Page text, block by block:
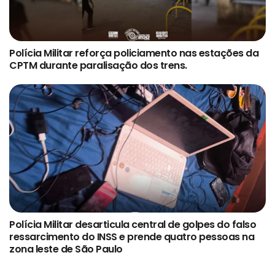
Polícia Militar reforça policiamento nas estações da
CPTM durante paralisação dos trens.
Polícia Militar desarticula central de golpes do falso
ressarcimento do INSS e prende quatro pessoas na
zona leste de São Paulo